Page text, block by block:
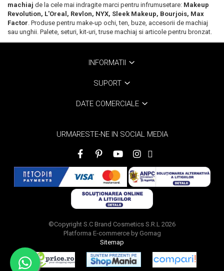
machiaj de la cele mai indragite marci pentru infrumusetare: Makeup
Revolution, L'Oreal, Revlon, NYX, Sleek Makeup, Bourjois, Max
Factor . Produse pentru make-up ochi, ten, buze, accesorii de machiaj
sau unghii. Palete, seturi, kit-uri, truse machiaj si articole pentru bronzat.
INFORMATII
SUPORT
DATE COMERCIALE
URMARESTE-NE IN SOCIAL MEDIA
©Copyright S.C Brand Cosmetics S.R.L 2026
Platforma E-commerce by Gomag
Sitemap